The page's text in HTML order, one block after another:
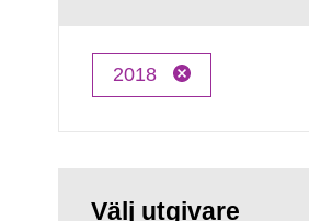
2018
Välj utgivare